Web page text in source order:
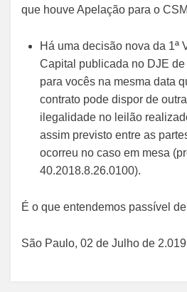
que houve Apelação para o
Há uma decisão nova da 1ª
Capital publicada no DJE
para vocês na mesma data
contrato pode dispor de
ilegalidade no leilão
assim previsto entre as
ocorreu no caso em mesa
40.2018.8.26.0100).
É o que entendemos passível
São Paulo, 02 de Julho de